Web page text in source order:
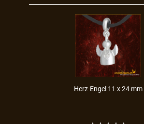
Herz-​Engel 11 x 24 mm